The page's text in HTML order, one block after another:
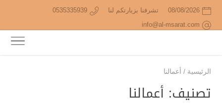
08/08/2026 تشرفنا بزيارتكم لنا
0535335939
info@al-msarat.com
الرئيسية / أعمالنا
تصنيف: أعمالنا